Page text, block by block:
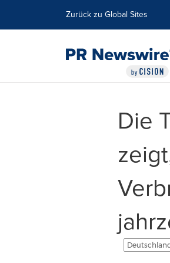
Zurück zu Global Sites
Die